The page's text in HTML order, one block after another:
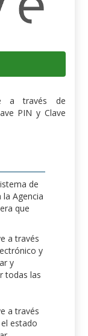
a través de
PIN y Clave
de
Agencia
que
a través
y
y
todas las
a través
estado